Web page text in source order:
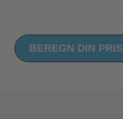
BEREGN DIN PRIS